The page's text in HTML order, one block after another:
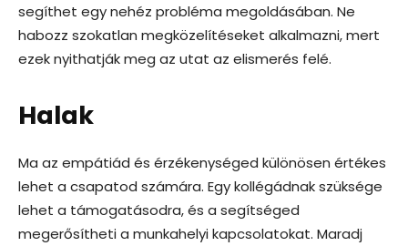
segíthet egy nehéz probléma megoldásában. Ne
habozz szokatlan megközelítéseket alkalmazni, mert
ezek nyithatják meg az utat az elismerés felé.
Halak
Ma az empátiád és érzékenységed különösen értékes
lehet a csapatod számára. Egy kollégádnak szüksége
lehet a támogatásodra, és a segítséged
megerősítheti a munkahelyi kapcsolatokat. Maradj